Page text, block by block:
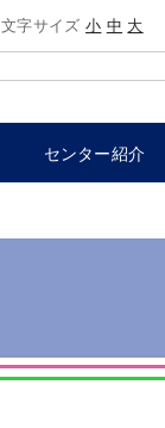
文字サイズ小 中 大
センター紹介